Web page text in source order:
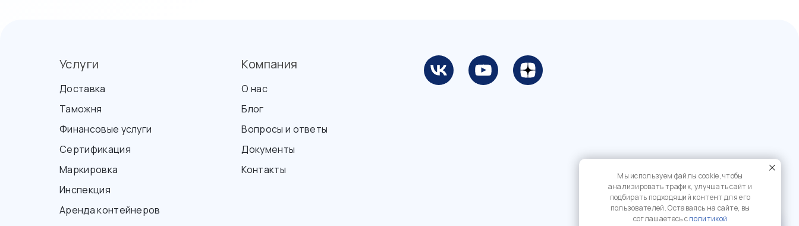
Услуги
Доставка
Таможня
Финансовые услуги
Сертификация
Маркировка
Инспекция
Аренда контейнеров
Компания
О нас
Блог
Вопросы и ответы
Документы
Контакты
Мы используем файлы cookie, чтобы
анализировать трафик, улучшать сайт и
подбирать подходящий контент для его
пользователей. Оставаясь на сайте, вы
соглашаетесь сполитикой